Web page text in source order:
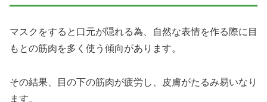
マスクをすると口元が隠れる為、自然な表情を作る際に目
もとの筋肉を多く使う傾向があります。
その結果、目の下の筋肉が疲労し、皮膚がたるみ易いなり
ます。